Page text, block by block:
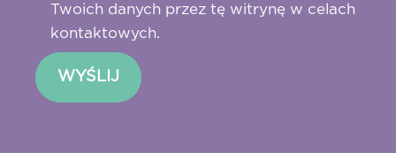
Twoich danych przez tę witrynę w celach
kontaktowych.